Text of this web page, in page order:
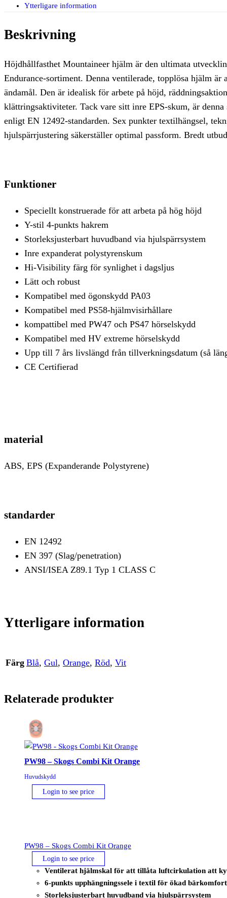
Ytterligare information
Beskrivning
Höjdhållfasthet Mountaineer hjälm är den ultimata
Endurance-sortiment. Denna ventilerade, topplösa hjälm är
ändamål. Den är idealisk för arbete på höjd,
klättringsaktiviteter. Tack vare sitt inre EPS-skum, är
enligt EN 12492-standarden. Sex punkter textilhängsel,
hjulspärrjustering säkerställer optimal passform. Bredt
Funktioner
Speciellt konstruerade för att arbeta på hög höjd
Y-stil 4-punkts hakrem
Storleksjusterbart huvudband via hjulspärrsystem
Inre expanderat polystyrenskum
Hi-Visibility färg för synlighet i dagsljus
Lätt och robust
Kompatibel med ögonskydd PA03
Kompatibel med PS58-hjälmvisirhållare
kompattibel med PW47 och PS47 hörselskydd
Kompatibel med HV extreme hörselskydd
Upp till 7 års livslängd från tillverkningsdatum (så
CE Certifierad
material
ABS, EPS (Expanderande Polystyrene)
standarder
EN 12492
EN 397 (Slag/penetration)
ANSI/ISEA Z89.1 Typ 1 CLASS C
Ytterligare information
Färg Blå, Gul, Orange, Röd, Vit
Relaterade produkter
PW98 – Skogs Combi Kit Orange
Huvudskydd
Login to see price
PW98 – Skogs Combi Kit Orange
Login to see price
Ventilerat hjälmskal för att tillåta luftcirkulation att
6-punkts upphängningssele i textil för ökad
Storleksjusterbart huvudband via hjulspärrsystem